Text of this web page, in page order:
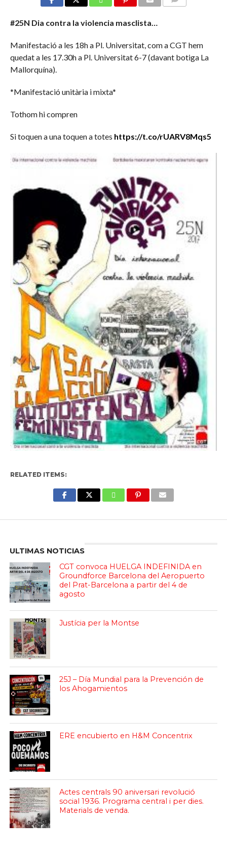
#25N Dia contra la violencia masclista…
Manifestació a les 18h a Pl. Universitat, com a CGT hem
quedat a les 17.30h a Pl. Universitat 6-7 (davant botiga La
Mallorquína).
*Manifestació unitària i mixta*
Tothom hi compren
Si toquen a una toquen a totes https://t.co/rUARV8Mqs5
RELATED ITEMS:
ULTIMAS NOTICIAS
CGT convoca HUELGA INDEFINIDA en
Groundforce Barcelona del Aeropuerto
del Prat-Barcelona a partir del 4 de
agosto
Justícia per la Montse
25J – Día Mundial para la Prevención de
los Ahogamientos
ERE encubierto en H&M Concentrix
Actes centrals 90 aniversari revolució
social 1936. Programa central i per dies.
Materials de venda.